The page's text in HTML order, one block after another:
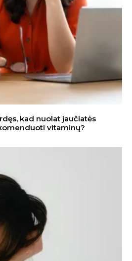
kad nuolat jaučiatės
vitaminų?